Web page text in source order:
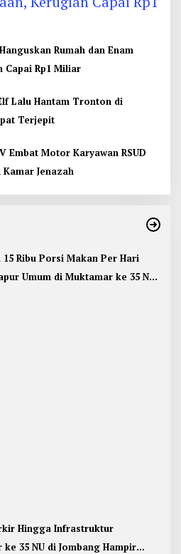
Rumah dan Enam
Capai Rp1 Miliar
Lalu Hantam Tronton di
Terjepit
Embat Motor Karyawan RSUD
Jenazah
Ribu Porsi Makan Per Hari
Umum di Muktamar ke 35 NU
Hingga Infrastruktur
35 NU di Jombang Hampir